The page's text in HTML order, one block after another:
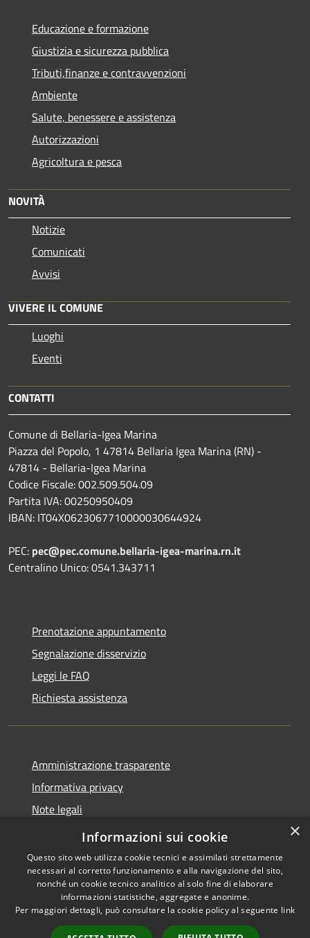
Educazione e formazione
Giustizia e sicurezza pubblica
Tributi,finanze e contravvenzioni
Ambiente
Salute, benessere e assistenza
Autorizzazioni
Agricoltura e pesca
NOVITÀ
Notizie
Comunicati
Avvisi
VIVERE IL COMUNE
Luoghi
Eventi
CONTATTI
Comune di Bellaria-Igea Marina
Piazza del Popolo, 1 47814 Bellaria Igea Marina (RN) -
47814 - Bellaria-Igea Marina
Codice Fiscale: 002.509.504.09
Partita IVA: 00250950409
IBAN: IT04X0623067710000030644924
PEC: pec@pec.comune.bellaria-igea-marina.rn.it
Centralino Unico: 0541.343711
Prenotazione appuntamento
Segnalazione disservizio
Leggi le FAQ
Richiesta assistenza
Amministrazione trasparente
Informativa privacy
Note legali
Dichiarazione di accessibilità
Accessibilità
Copyright © 2026 • Comune di
Bellaria Igea Marina • Powered
byMunicipium Accesso
×
Informazioni sui cookie
Questo sito web utilizza cookie tecnici e assimilati strettamente
necessari al corretto funzionamento e alla navigazione del sito,
nonché un cookie tecnico analitico al solo fine di elaborare
informazioni statistiche, aggregate e anonime.
Per maggiori dettagli, può consultare la cookie policy al seguente link